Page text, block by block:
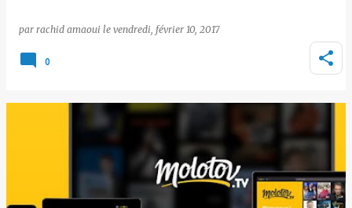
par rachid amaoui le vendredi, février 10, 2017
0